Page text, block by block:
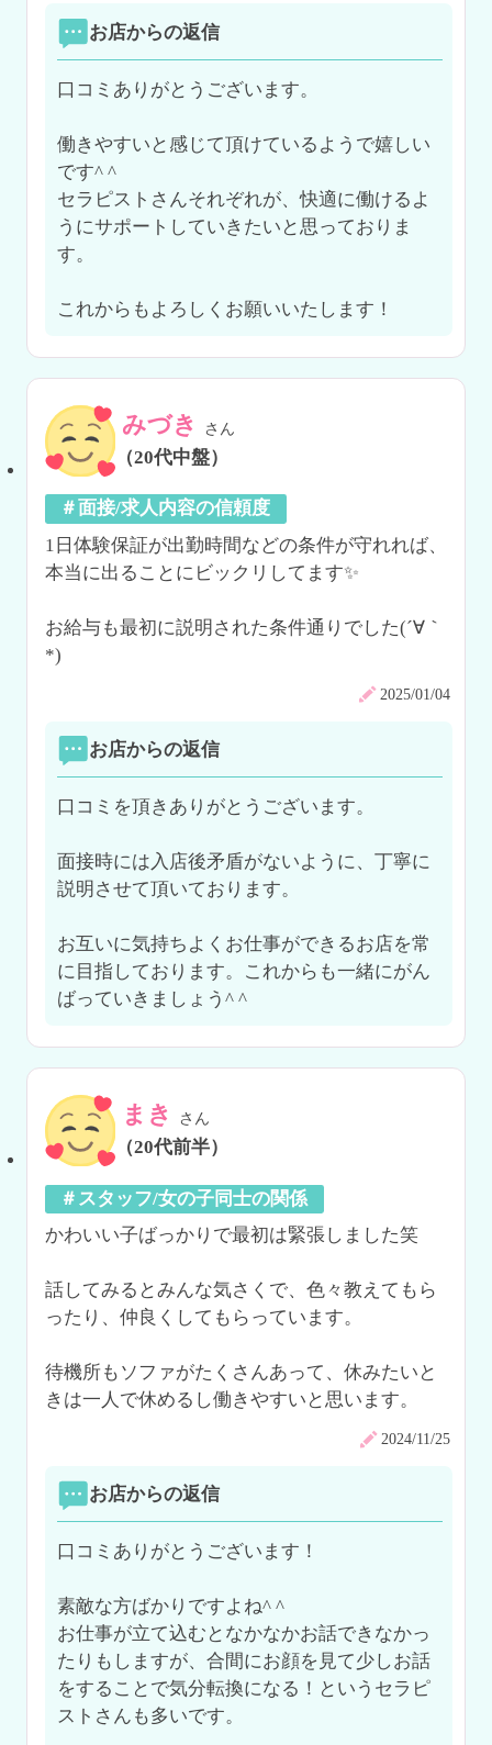
お店からの返信
口コミありがとうございます。
働きやすいと感じて頂けているようで嬉しい
です^ ^
セラピストさんそれぞれが、快適に働けるよ
うにサポートしていきたいと思っておりま
す。
みづき さん
（20代中盤）
＃面接/求人内容の信頼度
1日体験保証が出勤時間などの条件が守れれば、
本当に出ることにビックリしてます✨
お給与も最初に説明された条件通りでした(´∀｀
*)
2025/01/04
お店からの返信
口コミを頂きありがとうございます。
面接時には入店後矛盾がないように、丁寧に
説明させて頂いております。
お互いに気持ちよくお仕事ができるお店を常
に目指しております。これからも一緒にがん
ばっていきましょう^ ^
まき さん
（20代前半）
＃スタッフ/女の子同士の関係
かわいい子ばっかりで最初は緊張しました笑
話してみるとみんな気さくで、色々教えてもら
ったり、仲良くしてもらっています。
待機所もソファがたくさんあって、休みたいと
きは一人で休めるし働きやすいと思います。
2024/11/25
お店からの返信
口コミありがとうございます！
素敵な方ばかりですよね^ ^
お仕事が立て込むとなかなかお話できなかっ
たりもしますが、合間にお顔を見て少しお話
をすることで気分転換になる！というセラピ
ストさんも多いです。